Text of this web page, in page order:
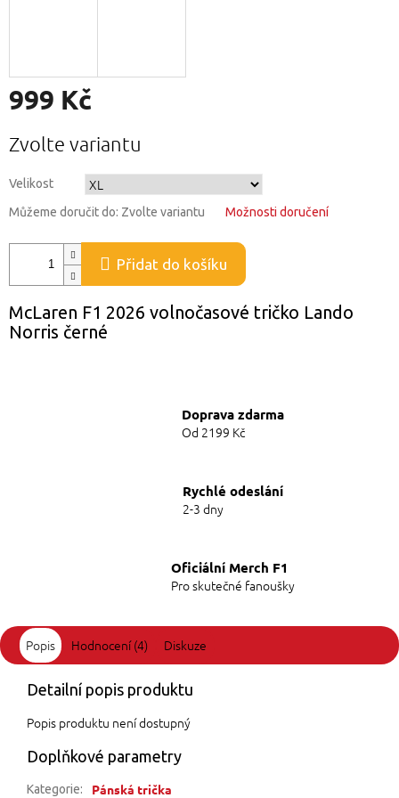
999 Kč
cena:
Zvolte variantu
Velikost
Můžeme doručit do: Zvolte variantu Možnosti doručení
Přidat do košíku
McLaren F1 2026 volnočasové tričko Lando
Norris černé
Doprava zdarma
Od 2199 Kč
Rychlé odeslání
2-3 dny
Oficiální Merch F1
Pro skutečné fanoušky
Popis Hodnocení (4) Diskuze
Detailní popis produktu
Popis produktu není dostupný
Doplňkové parametry
Kategorie: Pánská trička